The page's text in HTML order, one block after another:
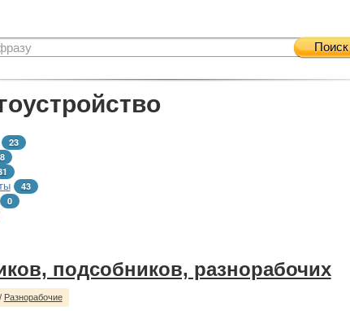
Поиск
23
43
0
подсобников, разнорабочих
Разнорабочие